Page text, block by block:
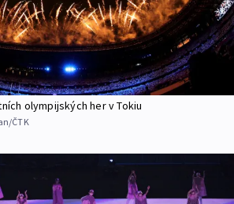
olympijských her v Tokiu
ČTK